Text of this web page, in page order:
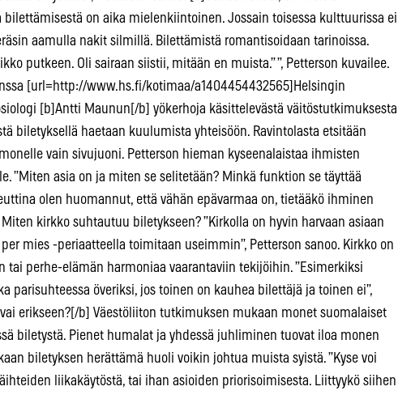
on aika mielenkiintoinen. Jossain toisessa kulttuurissa ei
aamulla nakit silmillä. Bilettämistä romantisoidaan tarinoissa.
putkeen. Oli sairaan siistii, mitään en muista.” ”, Petterson kuvailee.
[url=http://www.hs.fi/kotimaa/a1404454432565]Helsingin
[b]Antti Maunun[/b] yökerhoja käsittelevästä väitöstutkimuksesta
biletyksellä haetaan kuulumista yhteisöön. Ravintolasta etsitään
vain sivujuoni. Petterson hieman kyseenalaistaa ihmisten
”Miten asia on ja miten se selitetään? Minkä funktion se täyttää
olen huomannut, että vähän epävarmaa on, tietääkö ihminen
kirkko suhtautuu biletykseen? ”Kirkolla on hyvin harvaan asiaan
mies -periaatteella toimitaan useimmin”, Petterson sanoo. Kirkko on
tai perhe-elämän harmoniaa vaarantaviin tekijöihin. ”Esimerkiksi
parisuhteessa överiksi, jos toinen on kauhea bilettäjä ja toinen ei”,
erikseen?[/b] Väestöliiton tutkimuksen mukaan monet suomalaiset
biletystä. Pienet humalat ja yhdessä juhliminen tuovat iloa monen
biletyksen herättämä huoli voikin johtua muista syistä. ”Kyse voi
liikakäytöstä, tai ihan asioiden priorisoimisesta. Liittyykö siihen